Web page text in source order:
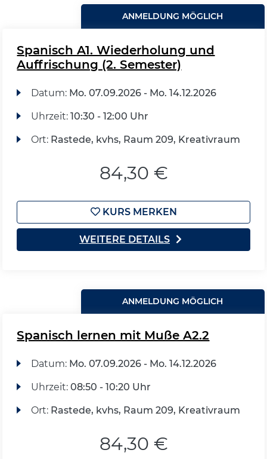
ANMELDUNG MÖGLICH
Spanisch A1. Wiederholung und
Auffrischung (2. Semester)
Datum: Mo. 07.09.2026 - Mo. 14.12.2026
Uhrzeit: 10:30 - 12:00 Uhr
Ort: Rastede, kvhs, Raum 209, Kreativraum
84,30 €
KURS MERKEN
WEITERE DETAILS
ANMELDUNG MÖGLICH
Spanisch lernen mit Muße A2.2
Datum: Mo. 07.09.2026 - Mo. 14.12.2026
Uhrzeit: 08:50 - 10:20 Uhr
Ort: Rastede, kvhs, Raum 209, Kreativraum
84,30 €